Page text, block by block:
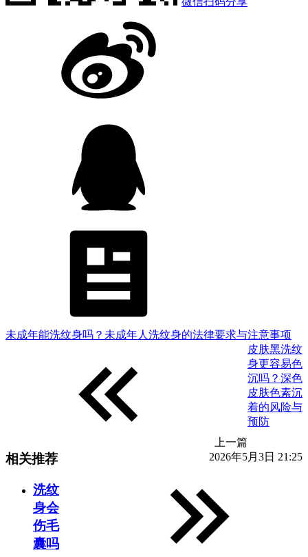
未成年能洗纹身吗？未成年人洗纹身的法律要求与注意事项
上一篇
2026年5月3日 21:25
皮肤黑洗纹
身更容易色
沉吗？深色
皮肤色素沉
着的风险与
预防
相关推荐
洗纹
身会
伤毛
囊吗